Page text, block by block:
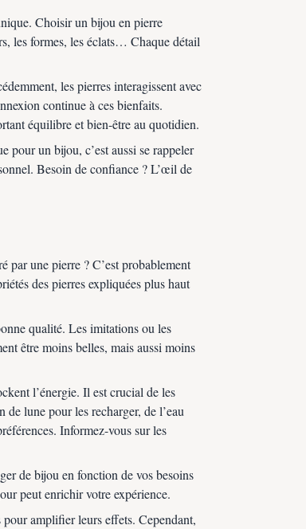
Choisir un bijou en pierre
les formes, les éclats… Chaque détail
les pierres interagissent avec
continue à ces bienfaits.
équilibre et bien-être au quotidien.
pour un bijou, c’est aussi se rappeler
Besoin de confiance ? L’œil de
par une pierre ? C’est probablement
des pierres expliquées plus haut
qualité. Les imitations ou les
être moins belles, mais aussi moins
l’énergie. Il est crucial de les
lune pour les recharger, de l’eau
Informez-vous sur les
de bijou en fonction de vos besoins
peut enrichir votre expérience.
amplifier leurs effets. Cependant,